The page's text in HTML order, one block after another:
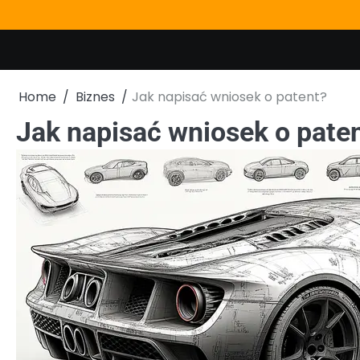
to
Home Biznes Jak napisać wniosek o patent?
Jak napisać wniosek o